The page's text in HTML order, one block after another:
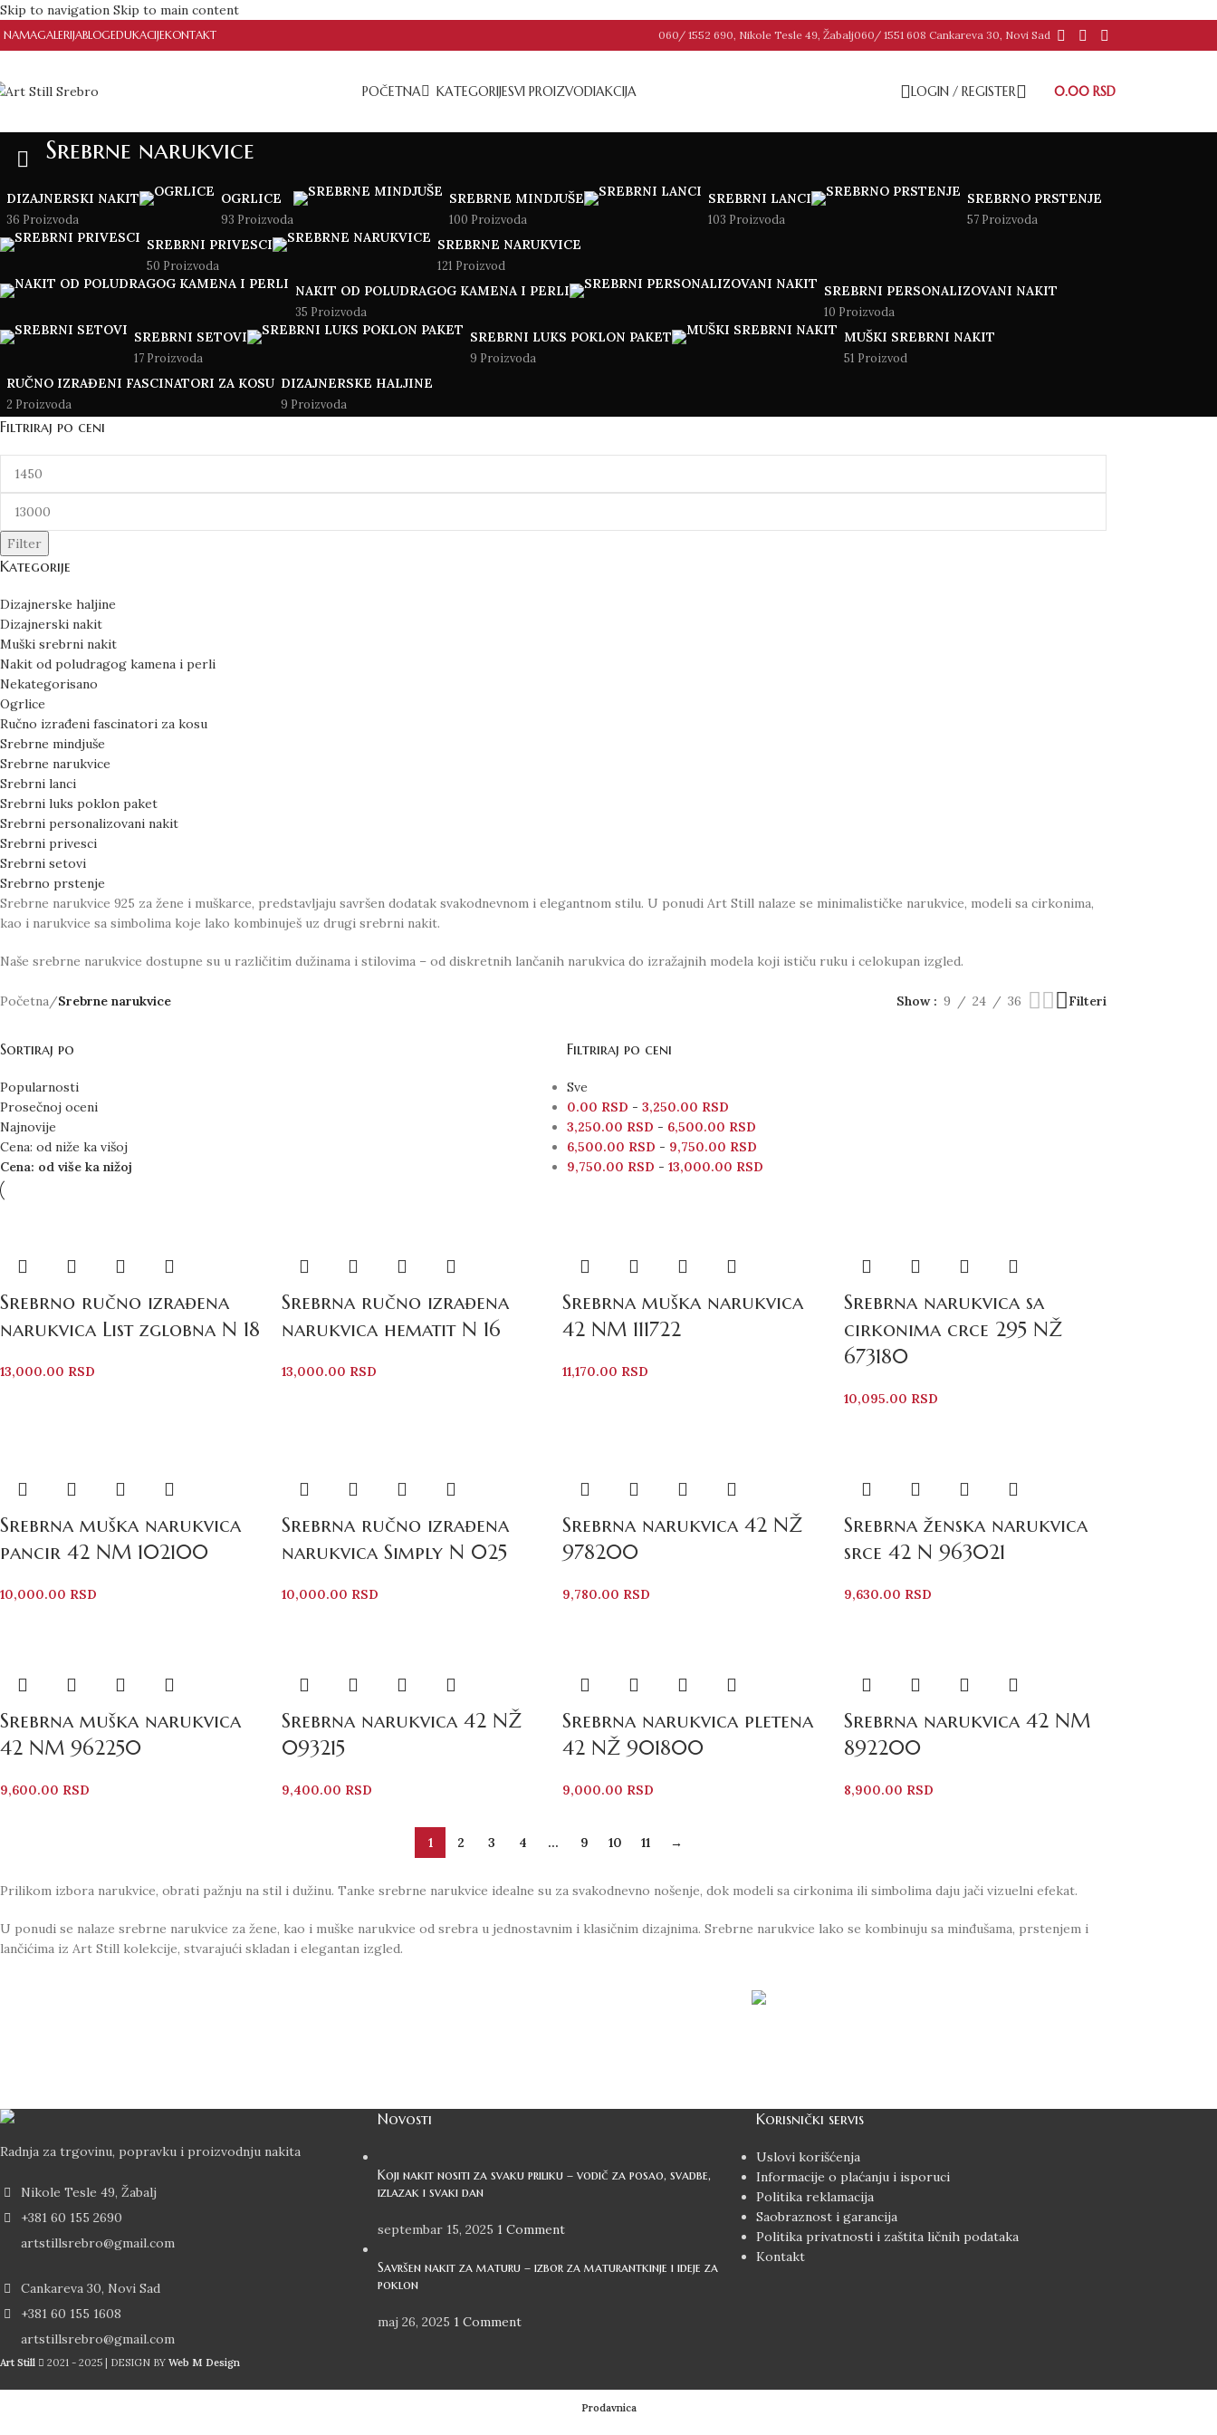
Skip to navigation Skip to main content
NAMAGALERIJABLOGEDUKACIJEKONTAKT 060/ 1552 690, Nikole Tesle 49, Žabalj060/ 1551 608 Cankareva 30, Novi Sad
POČETNA KATEGORIJESVI PROIZVODIAKCIJA LOGIN / REGISTER 0.00 RSD
Srebrne narukvice
DIZAJNERSKI NAKIT
36 Proizvoda
OGRLICE
93 Proizvoda
SREBRNE MINDJUŠE
100 Proizvoda
SREBRNI LANCI
103 Proizvoda
SREBRNO PRSTENJE
57 Proizvoda
SREBRNI PRIVESCI
50 Proizvoda
SREBRNE NARUKVICE
121 Proizvod
NAKIT OD POLUDRAGOG KAMENA I PERLI
35 Proizvoda
SREBRNI PERSONALIZOVANI NAKIT
10 Proizvoda
SREBRNI SETOVI
17 Proizvoda
SREBRNI LUKS POKLON PAKET
9 Proizvoda
MUŠKI SREBRNI NAKIT
51 Proizvod
RUČNO IZRAĐENI FASCINATORI ZA KOSU
2 Proizvoda
DIZAJNERSKE HALJINE
9 Proizvoda
Filtriraj po ceni
Filter
Kategorije
Dizajnerske haljine
Dizajnerski nakit
Muški srebrni nakit
Nakit od poludragog kamena i perli
Nekategorisano
Ogrlice
Ručno izrađeni fascinatori za kosu
Srebrne mindjuše
Srebrne narukvice
Srebrni lanci
Srebrni luks poklon paket
Srebrni personalizovani nakit
Srebrni privesci
Srebrni setovi
Srebrno prstenje
Srebrne narukvice 925 za žene i muškarce, predstavljaju savršen dodatak svakodnevnom i elegantnom stilu. U ponudi Art Still nalaze se minimalističke narukvice, modeli sa cirkonima,
kao i narukvice sa simbolima koje lako kombinuješ uz drugi srebrni nakit.
Naše srebrne narukvice dostupne su u različitim dužinama i stilovima – od diskretnih lančanih narukvica do izražajnih modela koji ističu ruku i celokupan izgled.
Početna /Srebrne narukvice Show 9 24 36 Filteri
Sortiraj po
Popularnosti
Prosečnoj oceni
Najnovije
Cena: od niže ka višoj
Cena: od više ka nižoj
Filtriraj po ceni
Sve
0.00 RSD - 3,250.00 RSD
3,250.00 RSD - 6,500.00 RSD
6,500.00 RSD - 9,750.00 RSD
9,750.00 RSD - 13,000.00 RSD
Srebrno ručno izrađena
narukvica List zglobna N 18
13,000.00 RSD
Srebrna ručno izrađena
narukvica hematit N 16
13,000.00 RSD
Srebrna muška narukvica
42 NM 111722
11,170.00 RSD
Srebrna narukvica sa
cirkonima crce 295 NŽ
673180
10,095.00 RSD
Srebrna muška narukvica
pancir 42 NM 102100
10,000.00 RSD
Srebrna ručno izrađena
narukvica Simply N 025
10,000.00 RSD
Srebrna narukvica 42 NŽ
978200
9,780.00 RSD
Srebrna ženska narukvica
srce 42 N 963021
9,630.00 RSD
Srebrna muška narukvica
42 NM 962250
9,600.00 RSD
Srebrna narukvica 42 NŽ
093215
9,400.00 RSD
Srebrna narukvica pletena
42 NŽ 901800
9,000.00 RSD
Srebrna narukvica 42 NM
892200
8,900.00 RSD
1 2 3 4 … 9 10 11 →
Prilikom izbora narukvice, obrati pažnju na stil i dužinu. Tanke srebrne narukvice idealne su za svakodnevno nošenje, dok modeli sa cirkonima ili simbolima daju jači vizuelni efekat.
U ponudi se nalaze srebrne narukvice za žene, kao i muške narukvice od srebra u jednostavnim i klasičnim dizajnima. Srebrne narukvice lako se kombinuju sa minđušama, prstenjem i
lančićima iz Art Still kolekcije, stvarajući skladan i elegantan izgled.
Radnja za trgovinu, popravku i proizvodnju nakita
Nikole Tesle 49, Žabalj
+381 60 155 2690
artstillsrebro@gmail.com
Cankareva 30, Novi Sad
+381 60 155 1608
artstillsrebro@gmail.com
Novosti
Koji nakit nositi za svaku priliku – vodič za posao, svadbe,
izlazak i svaki dan
septembar 15, 2025 1 Comment
Savršen nakit za maturu – izbor za maturantkinje i ideje za
poklon
maj 26, 2025 1 Comment
Korisnički servis
Uslovi korišćenja
Informacije o plaćanju i isporuci
Politika reklamacija
Saobraznost i garancija
Politika privatnosti i zaštita ličnih podataka
Kontakt
Art Still 2021 - 2025 | DESIGN BY Web M Design
Prodavnica